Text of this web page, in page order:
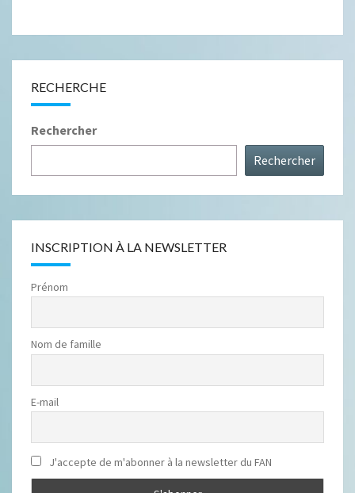
RECHERCHE
Rechercher
Rechercher
INSCRIPTION À LA NEWSLETTER
Prénom
Nom de famille
E-mail
J'accepte de m'abonner à la newsletter du FAN